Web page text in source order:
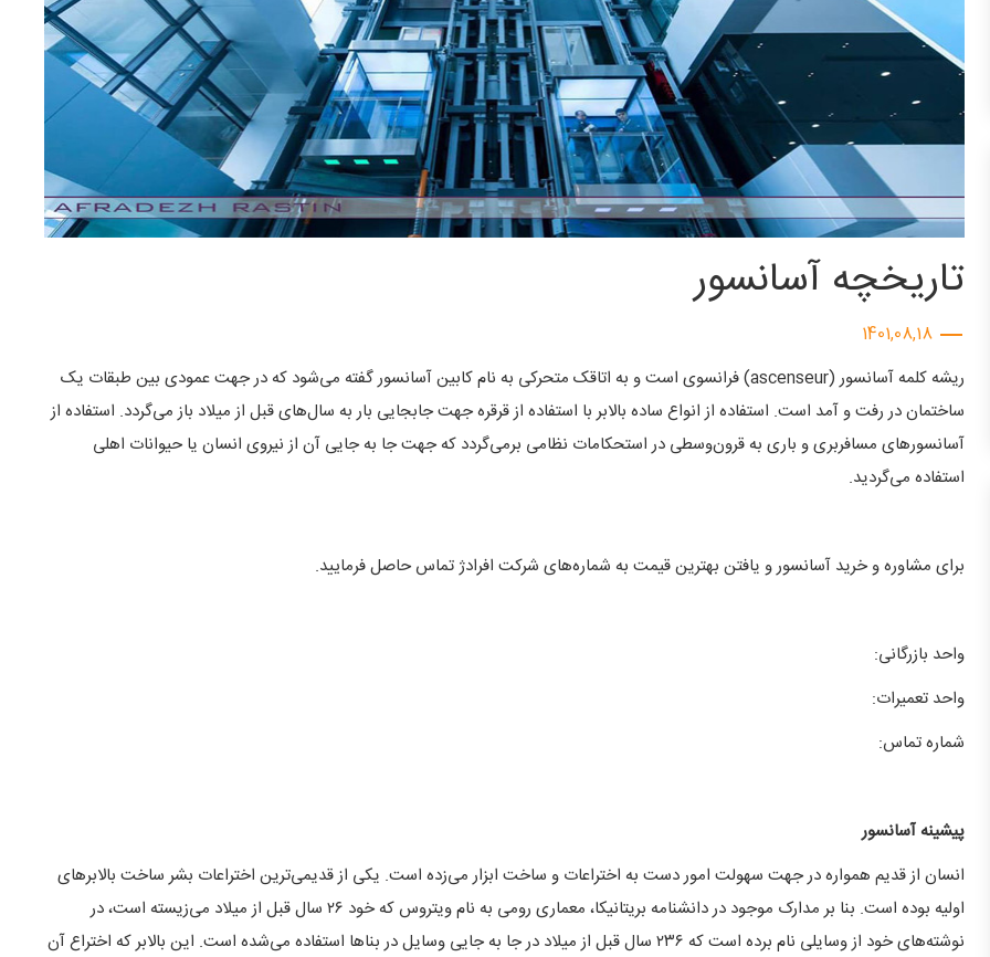
تاریخچه آسانسور
1401,08,18
ریشه کلمه آسانسور (ascenseur) فرانسوی است و به اتاقک متحرکی به نام کابین آسانسور گفته می‌شود که در جهت عمودی بین طبقات یک
ساختمان در رفت و آمد است. استفاده از انواع ساده بالابر با استفاده از قرقره جهت جابجایی بار به سال‌های قبل از میلاد باز می‌گردد. استفاده از
آسانسورهای مسافربری و باری به قرون‌وسطی در استحکامات نظامی برمی‌گردد که جهت جا به جایی آن از نیروی انسان یا حیوانات اهلی
استفاده می‌گردید.
برای مشاوره و خرید آسانسور و یافتن بهترین قیمت به شماره‌های شرکت افرادژ تماس حاصل فرمایید.
واحد بازرگانی:
واحد تعمیرات:
شماره تماس:
پیشینه آسانسور
انسان از قدیم همواره در جهت سهولت امور دست به اختراعات و ساخت ابزار می‌زده است. یکی از قدیمی‌ترین اختراعات بشر ساخت بالابرهای
اولیه بوده است. بنا بر مدارک موجود در دانشنامه بریتانیکا، معماری رومی به نام ویتروس که خود ۲۶ سال قبل از میلاد می‌زیسته است، در
نوشته‌های خود از وسایلی نام برده است که ۲۳۶ سال قبل از میلاد در جا به جایی وسایل در بناها استفاده می‌شده‌ است. این بالابر که اختراع آن